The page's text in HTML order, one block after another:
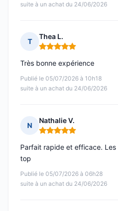
suite à un achat du 24/06/2026
T
Thea L.
Note : 5 sur 5
Publié le 05/07/2026 à 10h18
suite à un achat du 24/06/2026
Très bonne expérience
N
Nathalie V.
Note : 5 sur 5
Publié le 05/07/2026 à 06h28
suite à un achat du 24/06/2026
Parfait rapide et efficace.
top